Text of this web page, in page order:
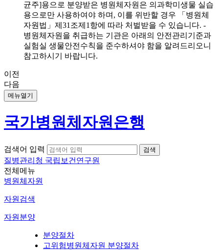
균주]용으로 분양받은 병원체자원은 의과학미생물 실습
용으로만 사용하여야 하며, 이를 위반할 경우 「병원체
자원법」제31조제1항에 따라 처벌받을 수 있습니다. -
병원체자원을 취급하는 기관은 아래의 안전관리기준과
실험실 생물안전수칙을 준수하셔야 함을 알려드리오니
참고하시기 바랍니다.
이전
다음
메뉴열기
국가병원체자원은행
검색어 입력
질병관리청 국립보건연구원
전체메뉴
병원체자원
자원검색
자원분양
분양절차
고위험병원체자원 분양절차